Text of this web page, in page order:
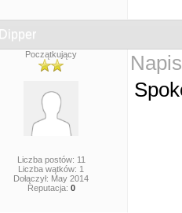
Dipper
Początkujący
Liczba postów: 11
Liczba wątków: 1
Dołączył: May 2014
Reputacja: 0